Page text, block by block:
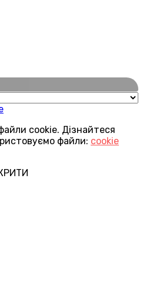
cookie. Дізнайтеся
файли: cookie